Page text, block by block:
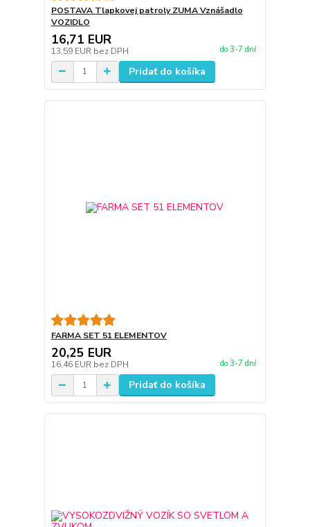
POSTAVA Tlapkovej patroly ZUMA Vznášadlo
VOZIDLO
16,71 EUR
13,59 EUR bez DPH do 3-7 dní
Pridať do košíka
FARMA SET 51 ELEMENTOV
20,25 EUR
16,46 EUR bez DPH do 3-7 dní
Pridať do košíka